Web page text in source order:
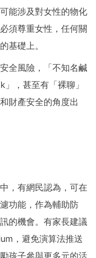
能涉及對女性的物化
須尊重女性，任何關
基礎上。
全風險，「不知名鹹
，甚至有「裸聊」
財產安全的角度出
，有網民認為，可在
功能，作為輔助防
的機會。有家長建議
，避免演算法推送
孩子參與更多元的活